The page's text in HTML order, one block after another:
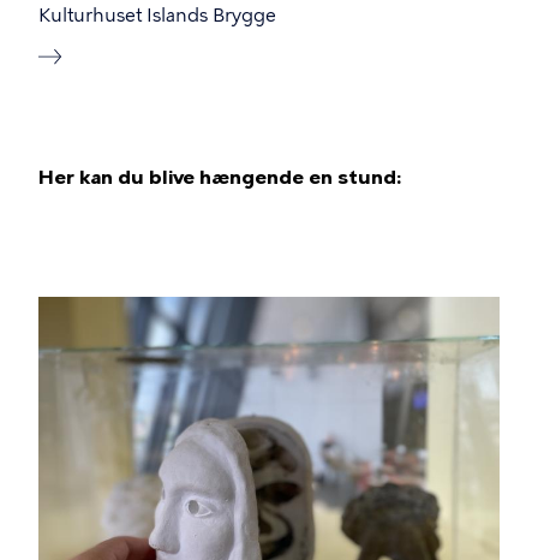
Kulturhuset Islands Brygge
Her kan du blive hængende en stund: